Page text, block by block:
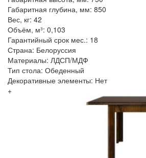
Габаритная глубина, мм: 850
Вес, кг: 42
Объём, м³: 0,103
Гарантийный срок мес.: 18
Страна: Белоруссия
Материалы: ЛДСП/МДФ
Тип стола: Обеденный
Декоративные элементы: Нет
+